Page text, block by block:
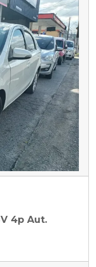
4p Aut.